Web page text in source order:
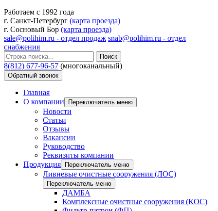
Работаем с 1992 года
г. Санкт-Петербург (карта проезда)
г. Сосновый Бор (карта проезда)
sale@polihim.ru - отдел продаж snab@polihim.ru - отдел
снабжения
Поиск
8(812) 677-96-57 (многоканальный)
Обратный звонок
Главная
О компании
Переключатель меню
Новости
Статьи
Отзывы
Вакансии
Руководство
Реквизиты компании
Продукция
Переключатель меню
Ливневые очистные сооружения (ЛОС)
Переключатель меню
ДАМБА
Комплексные очистные сооружения (КОС)